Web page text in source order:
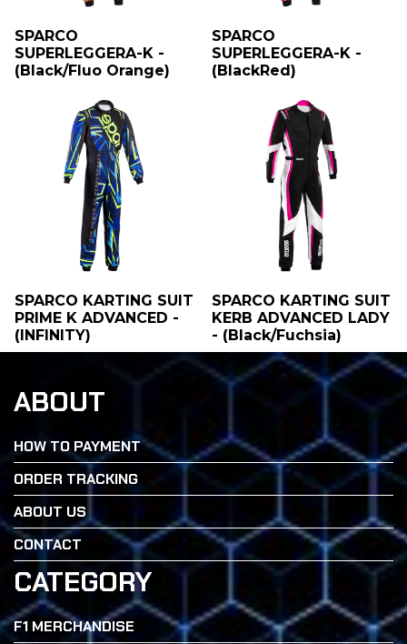
SPARCO
SUPERLEGGERA-K -
(Black/Fluo Orange)
SPARCO
SUPERLEGGERA-K -
(BlackRed)
SPARCO KARTING SUIT
PRIME K ADVANCED -
(INFINITY)
SPARCO KARTING SUIT
KERB ADVANCED LADY
- (Black/Fuchsia)
ABOUT
HOW TO PAYMENT
ORDER TRACKING
ABOUT US
CONTACT
CATEGORY
F1 MERCHANDISE